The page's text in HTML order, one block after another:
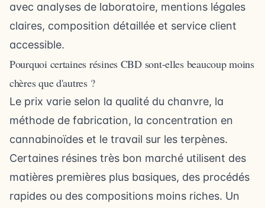
avec analyses de laboratoire, mentions légales
claires, composition détaillée et service client
accessible.
Pourquoi certaines résines CBD sont-elles beaucoup moins
chères que d'autres ?
Le prix varie selon la qualité du chanvre, la
méthode de fabrication, la concentration en
cannabinoïdes et le travail sur les terpènes.
Certaines résines très bon marché utilisent des
matières premières plus basiques, des procédés
rapides ou des compositions moins riches. Un